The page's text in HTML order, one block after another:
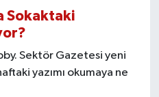
Sokaktaki
Sektör Gazetesi yeni
yazımı okumaya ne